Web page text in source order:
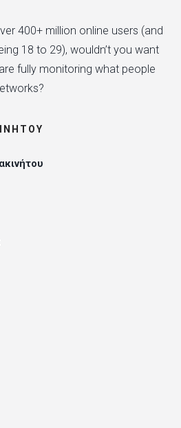
400+ million online users (and
18 to 29), wouldn’t you want
fully monitoring what people